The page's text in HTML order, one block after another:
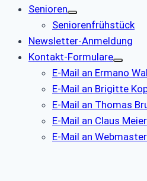
Senioren
Seniorenfrühstück
Newsletter-Anmeldung
Kontakt-Formulare
E-Mail an Ermano
E-Mail an Brigitte
E-Mail an Thomas
E-Mail an Claus
E-Mail an